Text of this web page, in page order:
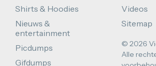
Shirts & Hoodies
Nieuws &
entertainment
Picdumps
Gifdumps
Videos
Sitemap
© 2026
Alle